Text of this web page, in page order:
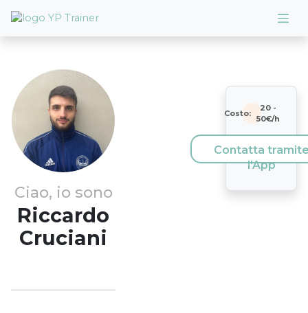
Ciao, io sono
Riccardo
Cruciani
Costo:
20 -
50€/h
Contatta
l'App